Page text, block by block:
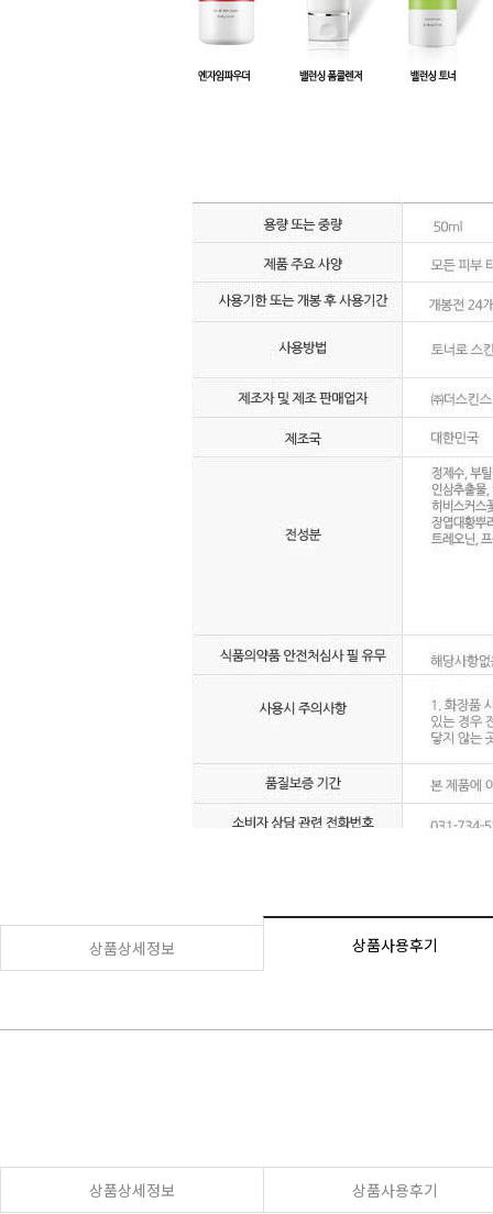
상품상세정보 상품사용후기
상품상세정보 상품사용후기